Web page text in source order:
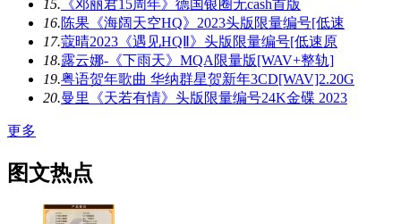
15. 《邓丽君15周年》德国银圈无cash首版
16.陈果《海阔天空HQ》2023头版限量编号[低速
17.蔻晴2023《遇见HQⅡ》头版限量编号[低速原
18.露云娜-《下雨天》MQA限量版[WAV+整轨]
19.粤语贺年歌曲 华纳群星贺新年3CD[WAV]2.20G
20.曼里《天若有情》头版限量编号24K金碟 2023
更多
图文热点